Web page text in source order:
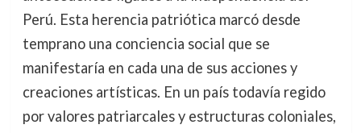
Perú. Esta herencia patriótica marcó desde
temprano una conciencia social que se
manifestaría en cada una de sus acciones y
creaciones artísticas. En un país todavía regido
por valores patriarcales y estructuras coloniales,